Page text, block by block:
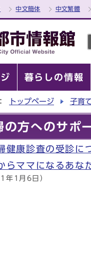
中文簡体 中文繁體
暮らしの情報
トップページ 子育
の方へのサポ
健康診査の受診に
らママになるあ
年1月6日）